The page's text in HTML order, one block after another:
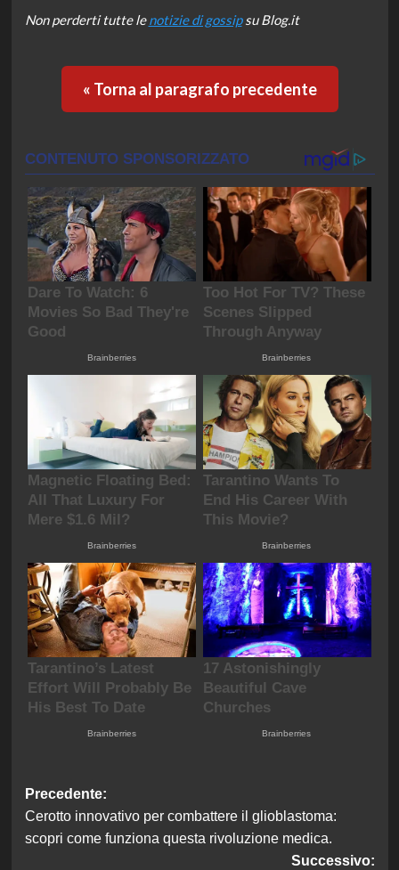
Non perderti tutte lenotizie di gossipsu Blog.it
« Torna al paragrafo precedente
Navigazione
articolo
Precedente:
Cerotto innovativo per combattere il glioblastoma:
scopri come funziona questa rivoluzione medica.
Successivo: